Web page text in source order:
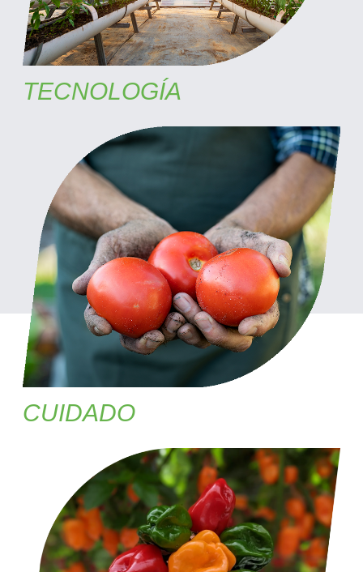
TECNOLOGÍA
CUIDADO